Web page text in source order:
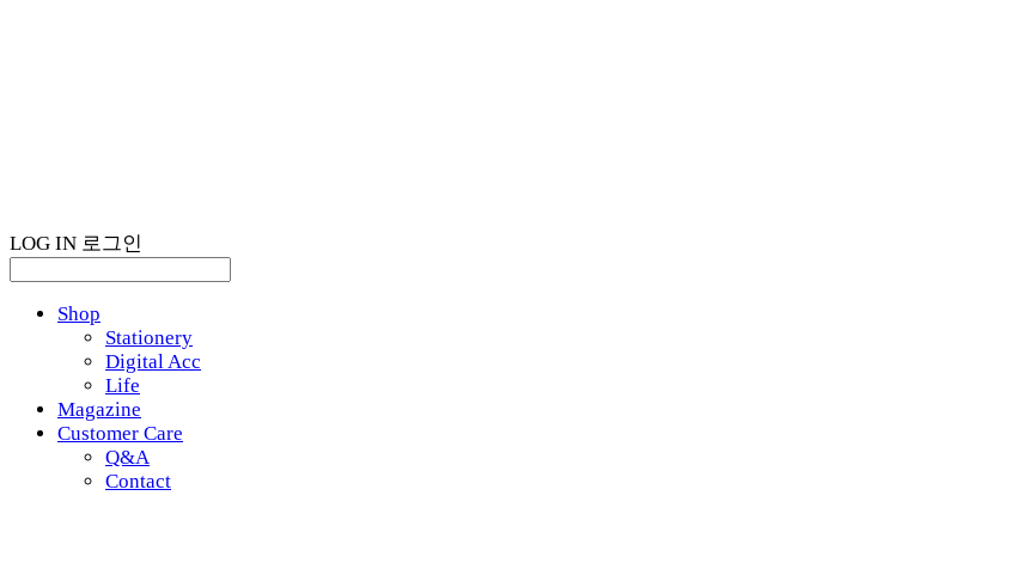
LOG IN 로그인
Shop
Stationery
Digital Acc
Life
Magazine
Customer Care
Q&A
Contact